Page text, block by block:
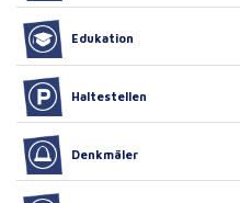
Edukation
Haltestellen
Denkmäler